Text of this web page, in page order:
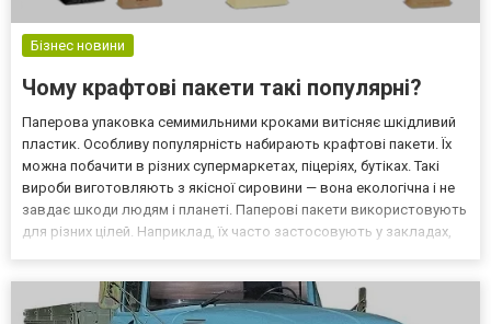
Бізнес новини
Чому крафтові пакети такі популярні?
Паперова упаковка семимильними кроками витісняє шкідливий
пластик. Особливу популярність набирають крафтові пакети. Їх
можна побачити в різних супермаркетах, піцеріях, бутіках. Такі
вироби виготовляють з якісної сировини — вона екологічна і не
завдає шкоди людям і планеті. Паперові пакети використовують
для різних цілей. Наприклад, їх часто застосовують у закладах,